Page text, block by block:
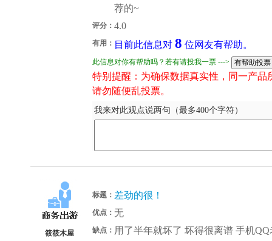
荐的~
评分： 4.0
有用： 目前此信息对 8 位网友有帮助。
此信息对你有帮助吗？若有请投我一票 --->
特别提醒：为确保数据真实性，同一产
请勿随便乱投票。
我来对此观点说两句（最多400个字符）
筱筱木屋
标题： 差劲的很！
优点： 无
缺点： 用了半年就坏了 坏得很离谱 手机